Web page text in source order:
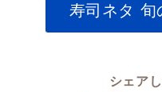
寿司ネタ 旬
シェア